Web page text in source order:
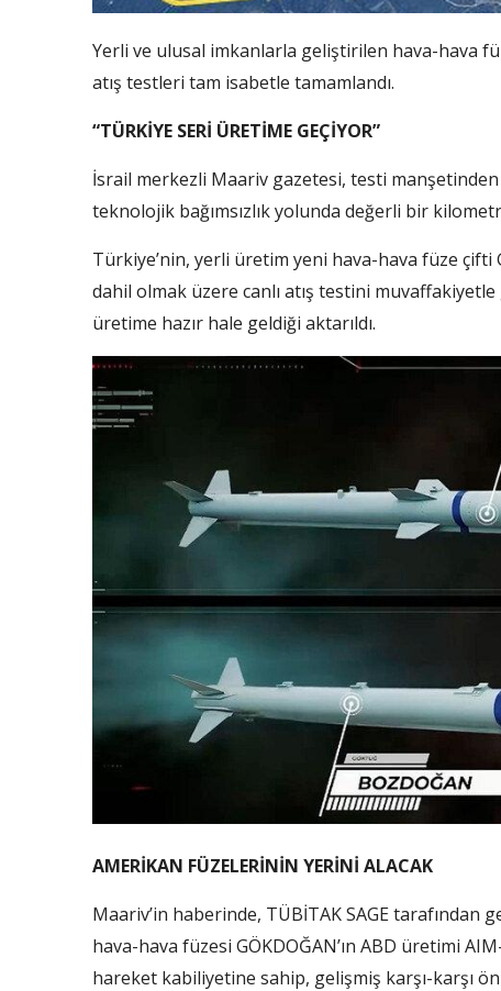
Yerli ve ulusal imkanlarla geliştirilen hava-hava
atış testleri tam isabetle tamamlandı.
“TÜRKİYE SERİ ÜRETİME GEÇİYOR”
İsrail merkezli Maariv gazetesi, testi
teknolojik bağımsızlık yolunda değerli bir
Türkiye’nin, yerli üretim yeni hava-hava füze çifti
dahil olmak üzere canlı atış testini
üretime hazır hale geldiği aktarıldı.
AMERİKAN FÜZELERİNİN YERİNİ ALACAK
Maariv’in haberinde, TÜBİTAK SAGE tarafından
hava-hava füzesi GÖKDOĞAN’ın ABD üretimi
hareket kabiliyetine sahip, gelişmiş karşı-karşı